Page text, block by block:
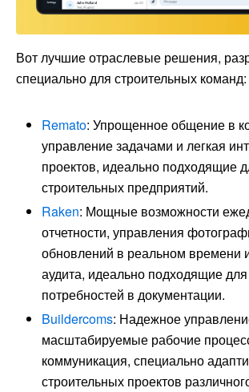
Вот лучшие отраслевые решения,
специально для строительных команд:
Remato: Упрощенное общение в
управление задачами и легкая
проектов, идеально подходящие
строительных предприятий.
Raken: Мощные возможности
отчетности, управления
обновлений в реальном времени
аудита, идеально подходящие
потребностей в документации.
Buildercoms: Надежное
масштабируемые рабочие
коммуникация, специально
строительных проектов